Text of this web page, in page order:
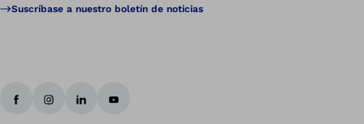
Suscríbase a nuestro boletín de noticias